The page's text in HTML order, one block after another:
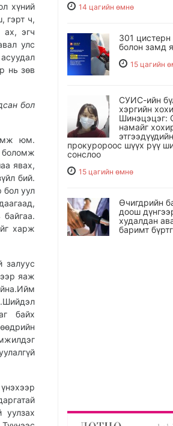
хүний
гэрт ч,
ах, эгч
улс
нь зөв
бол
юм.
явах,
бий.
бол уул
харж
залуус
яаж
байх
уулзах
14 цагийн өмнө
301 цистерн
болон замд
15 цагийн
СУИС-ийн
хэргийн
Шинэцэцэг:
намайг
прокуророос шүүх рүү
сонслоо
15 цагийн өмнө
Өчигдрийн
доош
худалдан
баримт